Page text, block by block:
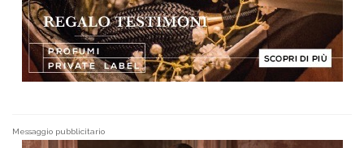
Messaggio pubblicitario